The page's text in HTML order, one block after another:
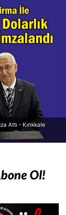
Attı - Kırıkkale